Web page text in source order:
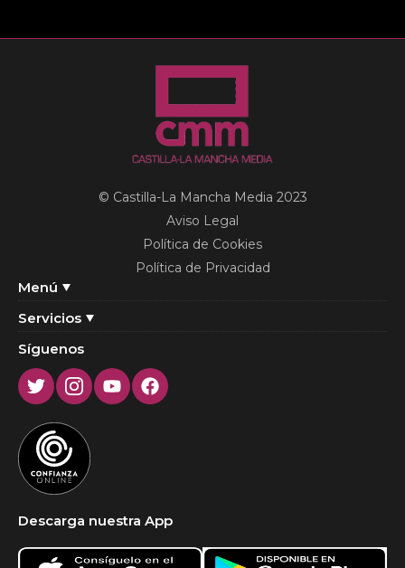
Menú
Servicios
© Castilla-La Mancha Media 2023
Aviso Legal
Política de Cookies
Política de Privacidad
Síguenos
TwitterInstagram
YoutubeFacebook
Descarga nuestra App